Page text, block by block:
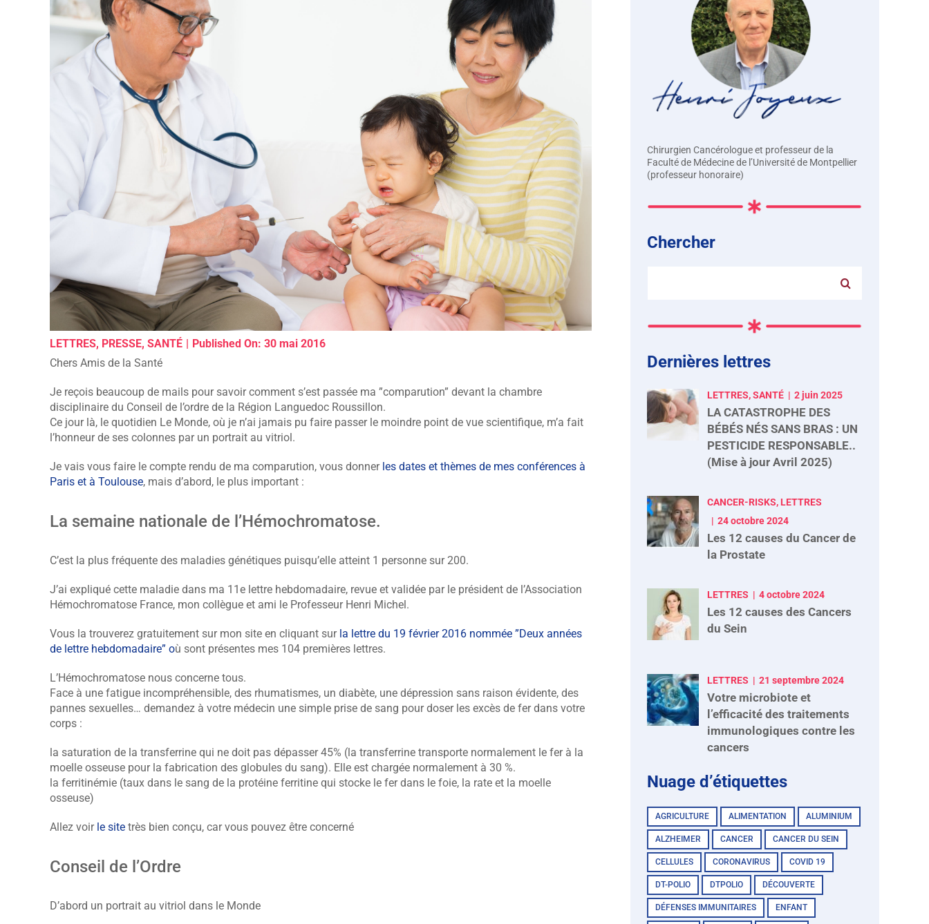
LETTRES, PRESSE, SANTÉ | Published On: 30 mai 2016
Chers Amis de la Santé
Je reçois beaucoup de mails pour savoir comment s’est passée ma ”comparution” devant la chambre
disciplinaire du Conseil de l’ordre de la Région Languedoc Roussillon.
Ce jour là, le quotidien Le Monde, où je n’ai jamais pu faire passer le moindre point de vue scientifique, m’a fait
l’honneur de ses colonnes par un portrait au vitriol.
Je vais vous faire le compte rendu de ma comparution, vous donner les dates et thèmes de mes conférences à
Paris et à Toulouse, mais d’abord, le plus important :
La semaine nationale de l’Hémochromatose.
C’est la plus fréquente des maladies génétiques puisqu’elle atteint 1 personne sur 200.
J’ai expliqué cette maladie dans ma 11e lettre hebdomadaire, revue et validée par le président de l’Association
Hémochromatose France, mon collègue et ami le Professeur Henri Michel.
Vous la trouverez gratuitement sur mon site en cliquant sur la lettre du 19 février 2016 nommée ”Deux années
de lettre hebdomadaire” où sont présentes mes 104 premières lettres.
L’Hémochromatose nous concerne tous.
Face à une fatigue incompréhensible, des rhumatismes, un diabète, une dépression sans raison évidente, des
pannes sexuelles… demandez à votre médecin une simple prise de sang pour doser les excès de fer dans votre
corps :
la saturation de la transferrine qui ne doit pas dépasser 45% (la transferrine transporte normalement le fer à la
moelle osseuse pour la fabrication des globules du sang). Elle est chargée normalement à 30 %.
la ferritinémie (taux dans le sang de la protéine ferritine qui stocke le fer dans le foie, la rate et la moelle
osseuse)
Allez voir le sitetrès bien conçu, car vous pouvez être concerné
Conseil de l’Ordre
D’abord un portrait au vitriol dans le Monde
Chirurgien Cancérologue et professeur de la
Faculté de Médecine de l’Université de Montpellier
(professeur honoraire)
Chercher
Dernières lettres
LETTRES, SANTÉ 2 juin 2025
LA CATASTROPHE DES
BÉBÉS NÉS SANS BRAS : UN
PESTICIDE RESPONSABLE..
(Mise à jour Avril 2025)
CANCER-RISKS, LETTRES
24 octobre 2024
Les 12 causes du Cancer de
la Prostate
LETTRES 4 octobre 2024
Les 12 causes des Cancers
du Sein
LETTRES 21 septembre 2024
Votre microbiote et
l’efficacité des traitements
immunologiques contre les
cancers
Nuage d’étiquettes
AGRICULTURE ALIMENTATION ALUMINIUM
ALZHEIMER CANCER CANCER DU SEIN
CELLULES CORONAVIRUS COVID 19
DT-POLIO DTPOLIO DÉCOUVERTE
DÉFENSES IMMUNITAIRES ENFANT